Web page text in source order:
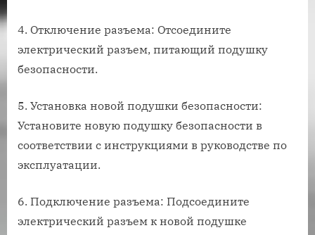
4. Отключение разъема: Отсоедините
электрический разъем, питающий подушку
безопасности.
5. Установка новой подушки безопасности:
Установите новую подушку безопасности в
соответствии с инструкциями в руководстве по
эксплуатации.
6. Подключение разъема: Подсоедините
электрический разъем к новой подушке